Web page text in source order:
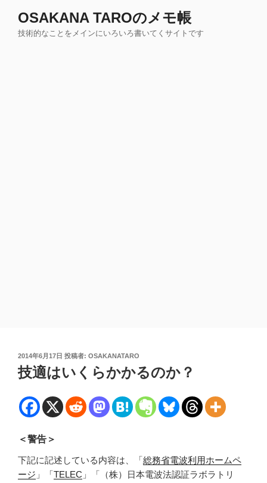
OSAKANA TAROのメモ帳
技術的なことをメインにいろいろ書いてくサイトです
投
稿
日:
2014年6月17日 投稿者: OSAKANATARO
技適はいくらかかるのか？
＜警告＞
下記に記述している内容は、「総務省電波利用ホームペ
ージ 」「TELEC 」「（株）日本電波法認証ラボラトリ